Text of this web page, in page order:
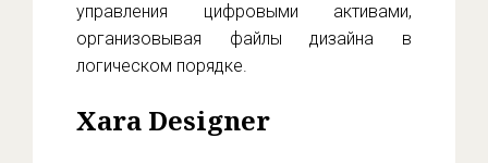
управления цифровыми активами,
организовывая файлы дизайна в
логическом порядке.
Xara Designer